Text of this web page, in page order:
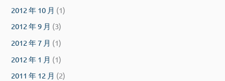
2012 年 10 月 (1)
2012 年 9 月 (3)
2012 年 7 月 (1)
2012 年 1 月 (1)
2011 年 12 月 (2)